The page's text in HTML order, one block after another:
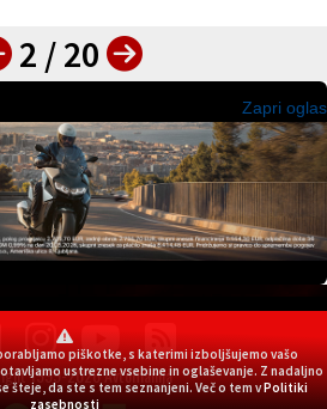
piškotke, s katerimi izboljšujemo vašo
ustrezne vsebine in oglaševanje. Z nadaljno
šteje, da ste s tem seznanjeni. Več o tem vPolitiki
zasebnosti
2 / 20
Zapri oglas
1999-2026 Avtomanija